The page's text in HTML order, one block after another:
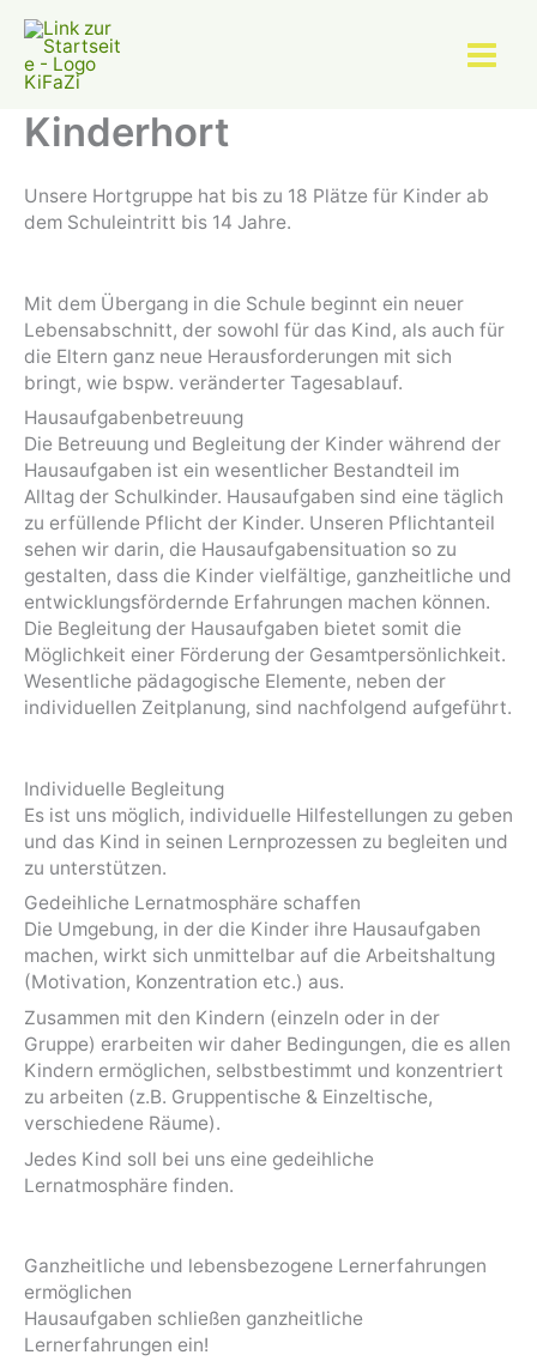
Inhalt
springen
Kinderhort
Unsere Hortgruppe hat bis zu 18 Plätze für Kinder ab
dem Schuleintritt bis 14 Jahre.
Mit dem Übergang in die Schule beginnt ein neuer
Lebensabschnitt, der sowohl für das Kind, als auch für
die Eltern ganz neue Herausforderungen mit sich
bringt, wie bspw. veränderter Tagesablauf.
Hausaufgabenbetreuung
Die Betreuung und Begleitung der Kinder während der
Hausaufgaben ist ein wesentlicher Bestandteil im
Alltag der Schulkinder. Hausaufgaben sind eine täglich
zu erfüllende Pflicht der Kinder. Unseren Pflichtanteil
sehen wir darin, die Hausaufgabensituation so zu
gestalten, dass die Kinder vielfältige, ganzheitliche und
entwicklungsfördernde Erfahrungen machen können.
Die Begleitung der Hausaufgaben bietet somit die
Möglichkeit einer Förderung der Gesamtpersönlichkeit.
Wesentliche pädagogische Elemente, neben der
individuellen Zeitplanung, sind nachfolgend aufgeführt.
Individuelle Begleitung
Es ist uns möglich, individuelle Hilfestellungen zu geben
und das Kind in seinen Lernprozessen zu begleiten und
zu unterstützen.
Gedeihliche Lernatmosphäre schaffen
Die Umgebung, in der die Kinder ihre Hausaufgaben
machen, wirkt sich unmittelbar auf die Arbeitshaltung
(Motivation, Konzentration etc.) aus.
Zusammen mit den Kindern (einzeln oder in der
Gruppe) erarbeiten wir daher Bedingungen, die es allen
Kindern ermöglichen, selbstbestimmt und konzentriert
zu arbeiten (z.B. Gruppentische & Einzeltische,
verschiedene Räume).
Jedes Kind soll bei uns eine gedeihliche
Lernatmosphäre finden.
Ganzheitliche und lebensbezogene Lernerfahrungen
ermöglichen
Hausaufgaben schließen ganzheitliche
Lernerfahrungen ein!